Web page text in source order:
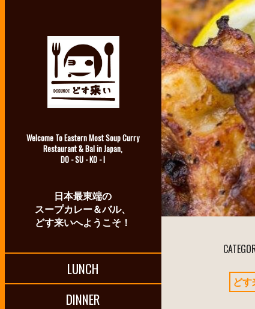
Welcome To Eastern Most Soup Curry
Restaurant & Bal in Japan,
DO - SU - KO - I
日本最東端の
スープカレー＆バル、
どす来いへようこそ！
LUNCH
DINNER
ど